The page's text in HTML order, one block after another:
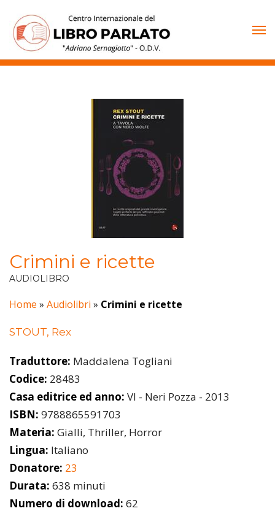
contenuto
Crimini e ricette
AUDIOLIBRO
Home » Audiolibri » Crimini e ricette
STOUT, Rex
Traduttore: Maddalena Togliani
Codice: 28483
Casa editrice ed anno: VI - Neri Pozza - 2013
ISBN: 9788865591703
Materia: Gialli, Thriller, Horror
Lingua: Italiano
Donatore: 23
Durata: 638 minuti
Numero di download: 62